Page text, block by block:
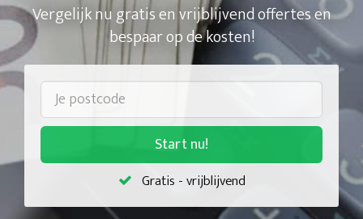
Vergelijk nu gratis en vrijblijvend offertes en
bespaar op de kosten!
Start nu!
Gratis - vrijblijvend